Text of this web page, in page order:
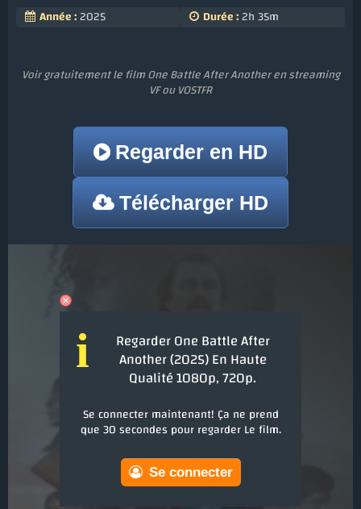
Année :2025 Durée :2h 35m
Voir gratuitement le film One Battle After Another en streaming
VF ou VOSTFR
Regarder en HD
Télécharger HD
i Regarder One Battle After
Another (2025) En Haute
Qualité 1080p, 720p.
Se connecter maintenant! Ça ne prend
que 30 secondes pour regarder Le film.
Se connecter